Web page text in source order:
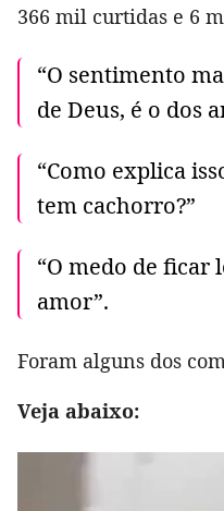
366 mil curtidas e 6
“O sentimento
de Deus, é o dos
“Como explica
tem cachorro?”
“O medo de ficar
amor”.
Foram alguns dos
Veja abaixo: